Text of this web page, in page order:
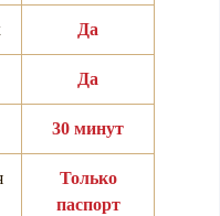
Да
Да
30 минут
Только
паспорт